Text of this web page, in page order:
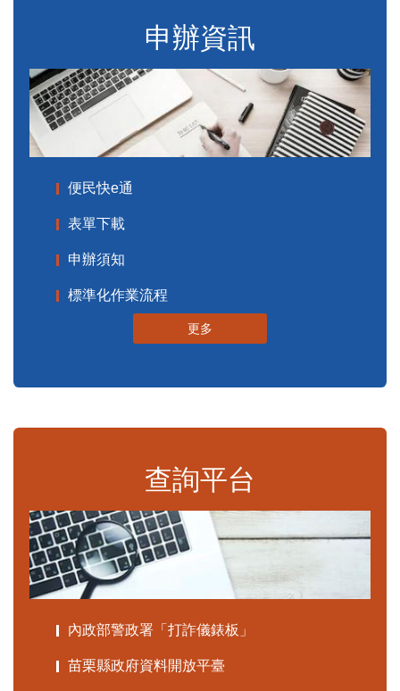
申辦資訊
便民快e通
表單下載
申辦須知
標準化作業流程
更多
查詢平台
內政部警政署「打詐儀錶板」
苗栗縣政府資料開放平臺